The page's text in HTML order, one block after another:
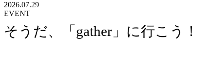
2026.07.29
EVENT
そうだ、「gather」に行こう！